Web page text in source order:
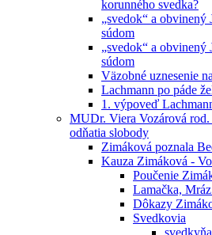
korunného svedka?
„svedok“ a obvinený
súdom
„svedok“ a obvinený
súdom
Väzobné uznesenie
Lachmann po páde
1. výpoveď
MUDr. Viera Vozárová
odňatia slobody
Zimáková poznala
Kauza Zimáková -
Poučenie
Lamačka,
Dôkazy
Svedkovia